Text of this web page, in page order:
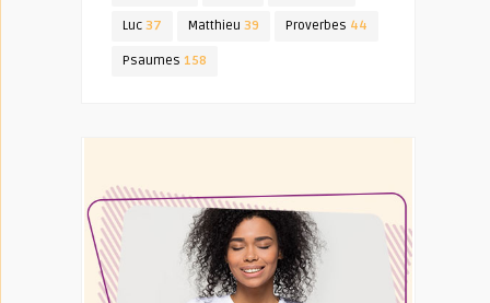
Luc 37 Matthieu 39 Proverbes 44
Psaumes 158